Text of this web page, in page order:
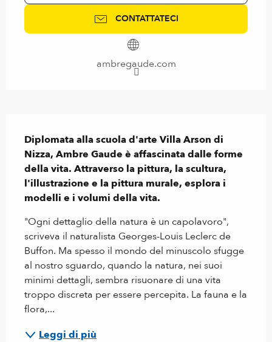
CONTATTATECI
ambregaude.com
Diplomata alla scuola d'arte Villa Arson di
Nizza, Ambre Gaude è affascinata dalle forme
della vita. Attraverso la pittura, la scultura,
l'illustrazione e la pittura murale, esplora i
modelli e i volumi della vita.
"Ogni dettaglio della natura è un capolavoro",
scriveva il naturalista Georges-Louis Leclerc de
Buffon. Ma spesso il mondo del minuscolo sfugge
al nostro sguardo, quando la natura, nei suoi
minimi dettagli, sembra risuonare di una vita
troppo discreta per essere percepita. La fauna e la
flora,...
Leggi di più